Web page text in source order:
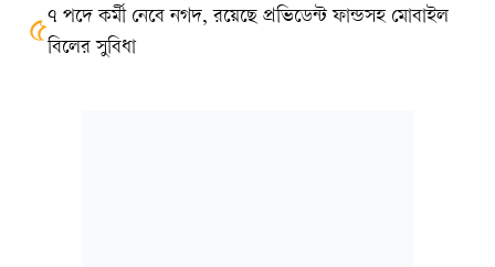
৫৭ পদে কর্মী নেবে নগদ, রয়েছে প্রভিডেন্ট ফান্ডসহ মোবাইল
বিলের সুবিধা